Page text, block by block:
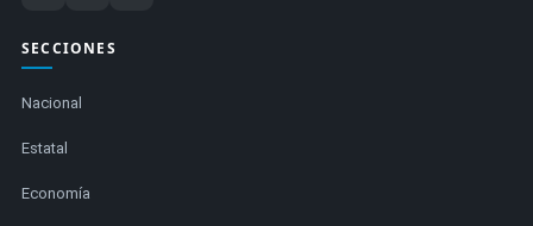
SECCIONES
Nacional
Estatal
Economía